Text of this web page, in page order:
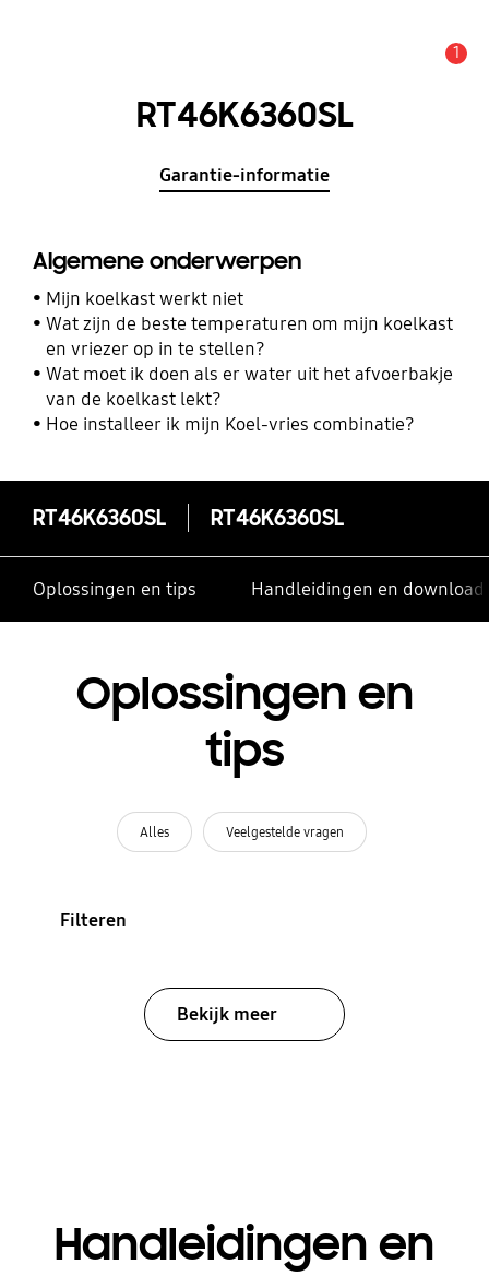
1
RT46K6360SL
Garantie-informatie
Algemene onderwerpen
Mijn koelkast werkt niet
Wat zijn de beste temperaturen om mijn koelkast
en vriezer op in te stellen?
Wat moet ik doen als er water uit het afvoerbakje
van de koelkast lekt?
Hoe installeer ik mijn Koel-vries combinatie?
RT46K6360SL RT46K6360SL
Oplossingen en tips Handleidingen en
Oplossingen en
tips
Alles Veelgestelde vragen
Filteren
Bekijk meer
Handleidingen en